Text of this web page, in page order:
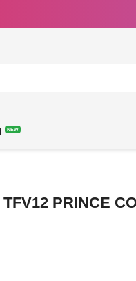
NEW
PRINCE